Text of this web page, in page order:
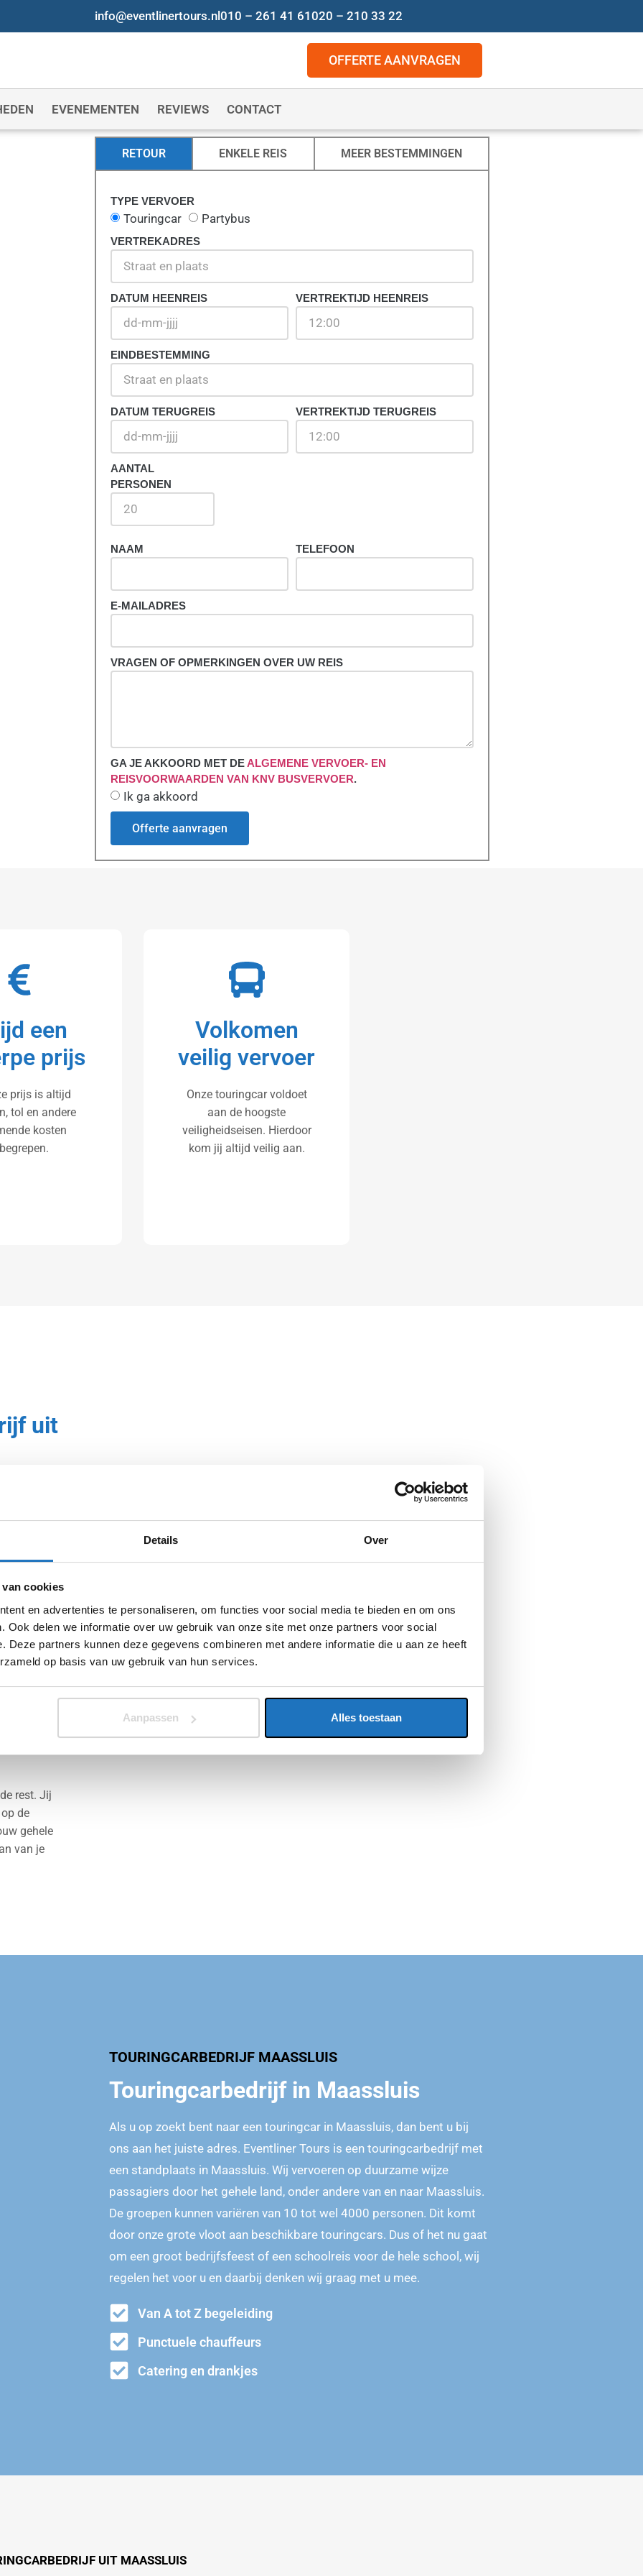
Details Over
cookies
en advertenties te personaliseren, om functies voor social media te bieden en om ons
Ook delen we informatie over uw gebruik van onze site met onze partners voor social
Deze partners kunnen deze gegevens combineren met andere informatie die u aan ze heeft
op basis van uw gebruik van hun services.
Aanpassen Alles toestaan
info@eventlinertours.nl 010 – 261 41 61020 – 210 33 22
OFFERTE AANVRAGEN
EVENEMENTEN REVIEWS CONTACT
RETOUR ENKELE REIS MEER BESTEMMINGEN
TYPE VERVOER
Touringcar Partybus
VERTREKADRES
DATUM HEENREIS VERTREKTIJD HEENREIS
EINDBESTEMMING
DATUM TERUGREIS VERTREKTIJD TERUGREIS
AANTAL
PERSONEN
NAAM TELEFOON
E-MAILADRES
VRAGEN OF OPMERKINGEN OVER UW REIS
GA JE AKKOORD MET DEALGEMENE VERVOER- EN
REISVOORWAARDEN VAN KNV BUSVERVOER.
Ik ga akkoord
Offerte aanvragen
een
prijs
prijs is altijd
tol en andere
kosten
Volkomen
veilig vervoer
Onze touringcar voldoet
aan de hoogste
veiligheidseisen. Hierdoor
kom jij altijd veilig aan.
uit
een
eerste
manier
direct en
offerte
vragen
die je
rest. Jij
de
gehele
van je
TOURINGCARBEDRIJF MAASSLUIS
Touringcarbedrijf in Maassluis
Als u op zoekt bent naar een touringcar in Maassluis, dan bent u bij
ons aan het juiste adres. Eventliner Tours is een touringcarbedrijf met
een standplaats in Maassluis. Wij vervoeren op duurzame wijze
passagiers door het gehele land, onder andere van en naar Maassluis.
De groepen kunnen variëren van 10 tot wel 4000 personen. Dit komt
door onze grote vloot aan beschikbare touringcars. Dus of het nu gaat
om een groot bedrijfsfeest of een schoolreis voor de hele school, wij
regelen het voor u en daarbij denken wij graag met u mee.
Van A tot Z begeleiding
Punctuele chauffeurs
Catering en drankjes
UIT MAASSLUIS